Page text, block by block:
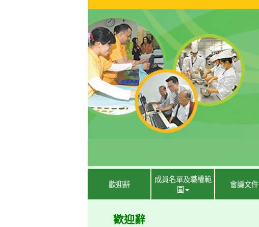
歡迎辭
成員名單及職權範
圍
會議文件
歡迎辭